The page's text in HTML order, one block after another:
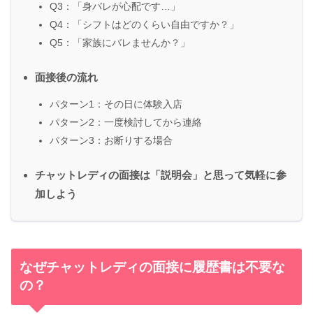
Q3：「身バレが心配です…」
Q4：「シフトはどのくらい自由ですか？」
Q5：「家族にバレませんか？」
面接後の流れ
パターン1：その日に体験入店
パターン2：一度検討してから連絡
パターン3：お断りする場合
チャットレディの面接は「説明会」と思って気軽に参
加しよう
なぜチャットレディの面接に履歴書は不要な
の？